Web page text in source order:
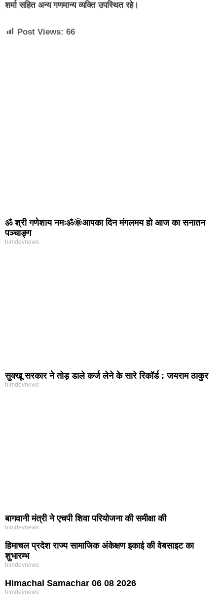
शर्मा सहित अन्य गणमान्य व्यक्ति उपस्थित रहे।
Post Views: 66
ॐ श्री गणेशाय नमःॐ🌞आपका दिन मंगलमय हो आज का सनातन
पञ्चाङ्ग
himdevnews
सुक्खू सरकार ने तोड़ डाले कर्ज लेने के सारे रिकॉर्ड : जयराम ठाकुर
himdevnews
बागवानी मंत्री ने एचपी शिवा परियोजना की समीक्षा की
himdevnews
हिमाचल प्रदेश राज्य सामाजिक अंकेक्षण इकाई की वेबसाइट का
शुभारम्भ
himdevnews
Himachal Samachar 06 08 2026
himdevnews